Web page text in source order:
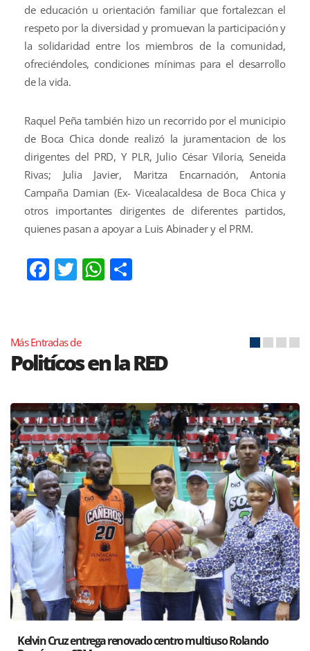
de educación u orientación familiar que fortalezcan el
respeto por la diversidad y promuevan la participación y
la solidaridad entre los miembros de la comunidad,
ofreciéndoles, condiciones mínimas para el desarrollo
de la vida.
Raquel Peña también hizo un recorrido por el municipio
de Boca Chica donde realizó la juramentacion de los
dirigentes del PRD, Y PLR, Julio César Viloria, Seneida
Rivas; Julia Javier, Maritza Encarnación, Antonia
Campaña Damian (Ex- Vicealacaldesa de Boca Chica y
otros importantes dirigentes de diferentes partidos,
quienes pasan a apoyar a Luis Abinader y el PRM.
Facebook
TwitterWhatsApp
Más Entradas de
Politícos en la RED
centro multiuso Rolando
Santiago acoge exposición